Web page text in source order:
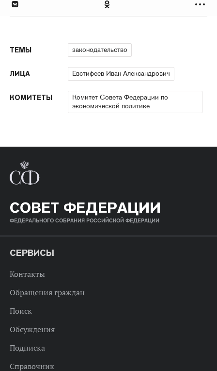
ТЕМЫ законодательство
ЛИЦА Евстифеев Иван Александрович
КОМИТЕТЫ
Комитет Совета Федерации по
экономической политике
СОВЕТ ФЕДЕРАЦИИ
ФЕДЕРАЛЬНОГО СОБРАНИЯ РОССИЙСКОЙ ФЕДЕРАЦИИ
СЕРВИСЫ
Контакты
Обращения граждан
Поиск
Обсуждения
Подписка
Справочник